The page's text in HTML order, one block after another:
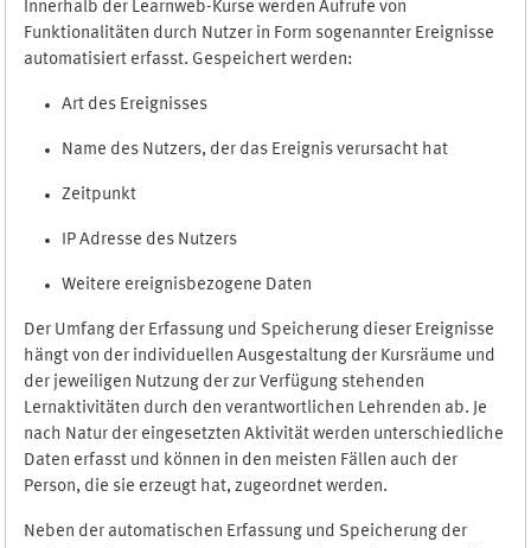
Innerhalb der Learnweb-Kurse werden Aufrufe von
Funktionalitäten durch Nutzer in Form sogenannter Ereignisse
automatisiert erfasst. Gespeichert werden:
Art des Ereignisses
Name des Nutzers, der das Ereignis verursacht hat
Zeitpunkt
IP Adresse des Nutzers
Weitere ereignisbezogene Daten
Der Umfang der Erfassung und Speicherung dieser Ereignisse
hängt von der individuellen Ausgestaltung der Kursräume und
der jeweiligen Nutzung der zur Verfügung stehenden
Lernaktivitäten durch den verantwortlichen Lehrenden ab. Je
nach Natur der eingesetzten Aktivität werden unterschiedliche
Daten erfasst und können in den meisten Fällen auch der
Person, die sie erzeugt hat, zugeordnet werden.
Neben der automatischen Erfassung und Speicherung der